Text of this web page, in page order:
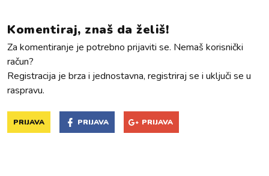
Komentiraj, znaš da želiš!
Za komentiranje je potrebno prijaviti se. Nemaš korisnički
račun?
Registracija je brza i jednostavna, registriraj se i uključi se u
raspravu.
PRIJAVA PRIJAVA PRIJAVA